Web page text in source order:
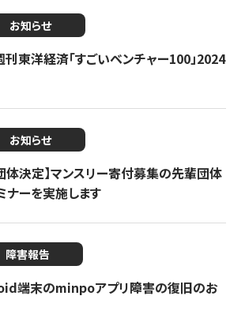
お知らせ
東洋経済「すごいベンチャー100」2024
お知らせ
体決定】マンスリー寄付募集の先輩団体
ナーを実施します
障害報告
端末のminpoアプリ障害の復旧のお